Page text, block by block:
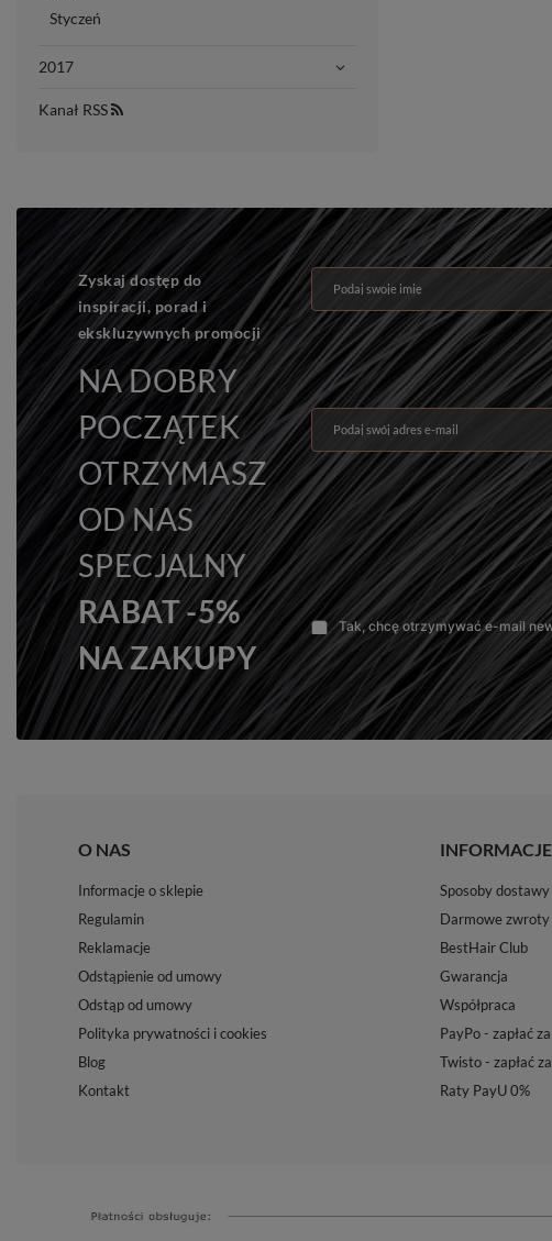
Styczeń
2017
Kanał RSS
Zyskaj dostęp do
inspiracji, porad i
ekskluzywnych promocji
NA DOBRY
POCZĄTEK
OTRZYMASZ
OD NAS
SPECJALNY
RABAT -5%
NA ZAKUPY
Podaj swoje imię
Podaj swój adres e-mail
Tak, chcę otrzymywać e-mail
O NAS
Informacje o sklepie
Regulamin
Reklamacje
Odstąpienie od umowy
Odstąp od umowy
Polityka prywatności i cookies
Blog
Kontakt
INFORMACJE
Sposoby dostawy
Darmowe zwroty
BestHair Club
Gwarancja
Współpraca
PayPo - zapłać
Twisto - zapłać
Raty PayU 0%